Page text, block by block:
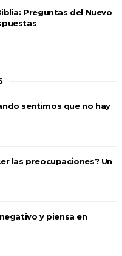
Preguntas del Nuevo
sentimos que no hay
las preocupaciones? Un
y piensa en